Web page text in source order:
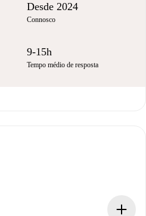
Desde 2024
Connosco
9-15h
Tempo médio de resposta